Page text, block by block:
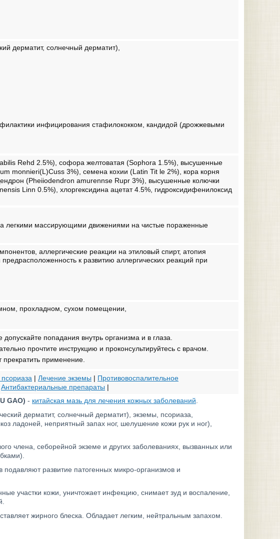
дерматит, солнечный дерматит),
инфицирования стафилококком, кандидой (дрожжевыми
Rehd 2.5%), софора желтоватая (Sophora 1.5%), высушенные
monnieri(L)Cuss 3%), семена кохии (Latin Tit le 2%), кора корня
(Pheiiodendron amurennse Rupr 3%), высушенные колючки
Linn 0.5%), хлоргексидина ацетат 4.5%, гидроксидифенилоксид
легкими массирующими движениями на чистые пораженные
аллергические реакции на этиловый спирт, атопия
к развитию аллергических реакций при
прохладном, сухом помещении,
попадания внутрь организма и в глаза.
прочтите инструкцию и проконсультируйтесь с врачом.
применение.
| Лечение экземы | Противовоспалительное
Антибактериальные препараты |
GAO) - китайская мазь для лечения кожных заболеваний
дерматит, солнечный дерматит), экземы, псориаза,
ладоней, неприятный запах ног, шелушение кожи рук и ног),
члена, себорейной экземе и других заболеваниях, вызванных или
развитие патогенных микро-организмов и
участки кожи, уничтожает инфекцию, снимает зуд и воспаление,
жирного блеска. Обладает легким, нейтральным запахом.